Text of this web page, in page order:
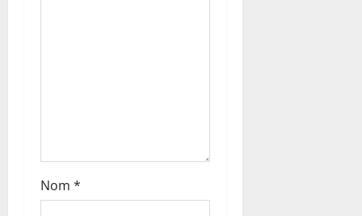
e
Nom *